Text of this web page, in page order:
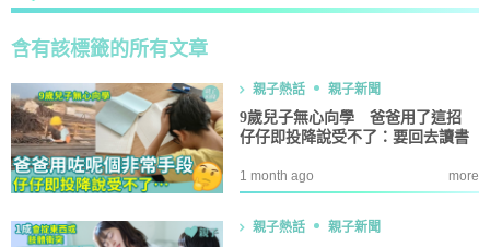
含有該標籤的所有文章
親子熱話 親子新聞
9歲兒子無心向學 爸爸用了這招
仔仔即投降說受不了：要回去讀書
1 month ago more
親子熱話 親子新聞